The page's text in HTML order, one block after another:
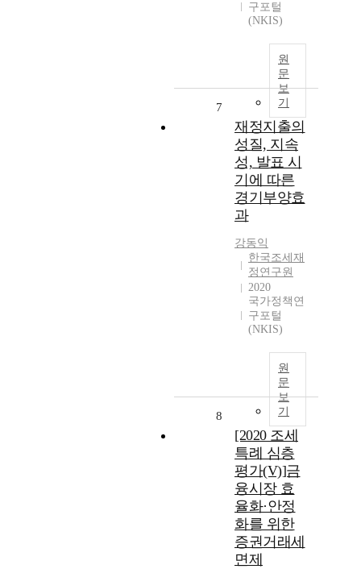
구포털
(NKIS)
원
문
보
기
7
재정지출의
성질, 지속
성, 발표 시
기에 따른
경기부양효
과
강동익
한국조세재
정연구원
2020
국가정책연
구포털
(NKIS)
원
문
보
기
8
[2020 조세
특례 심층
평가(V)]금
융시장 효
율화·안정
화를 위한
증권거래세
면제